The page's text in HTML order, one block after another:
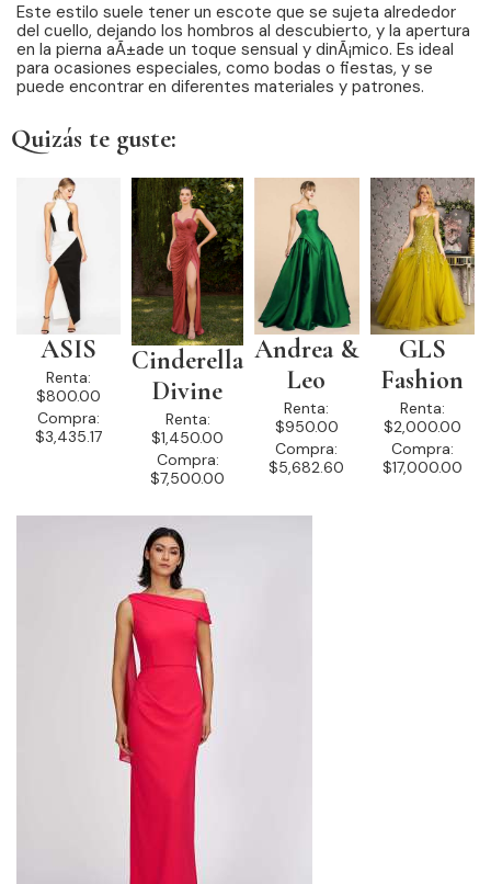
Este estilo suele tener un escote que se sujeta alrededor
del cuello, dejando los hombros al descubierto, y la apertura
en la pierna aÃ±ade un toque sensual y dinÃ¡mico. Es ideal
para ocasiones especiales, como bodas o fiestas, y se
puede encontrar en diferentes materiales y patrones.
Quizás te guste:
ASIS
Renta:
$800.00
Compra:
$3,435.17
Cinderella
Divine
Renta:
$1,450.00
Compra:
$7,500.00
Andrea &
Leo
Renta:
$950.00
Compra:
$5,682.60
GLS
Fashion
Renta:
$2,000.00
Compra:
$17,000.00